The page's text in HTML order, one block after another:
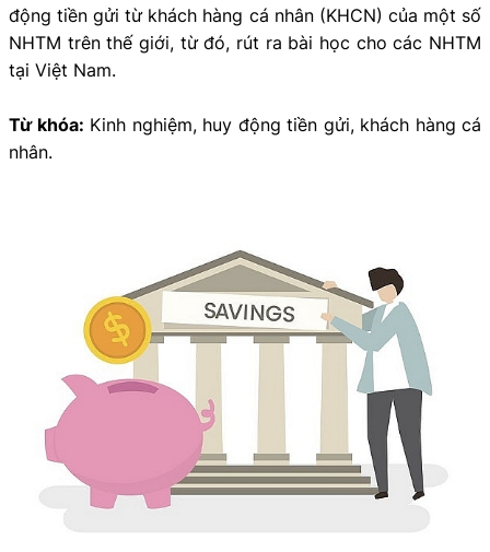
động tiền gửi từ khách hàng cá nhân (KHCN) của một số
NHTM trên thế giới, từ đó, rút ra bài học cho các NHTM
tại Việt Nam.
Từ khóa: Kinh nghiệm, huy động tiền gửi, khách hàng cá
nhân.